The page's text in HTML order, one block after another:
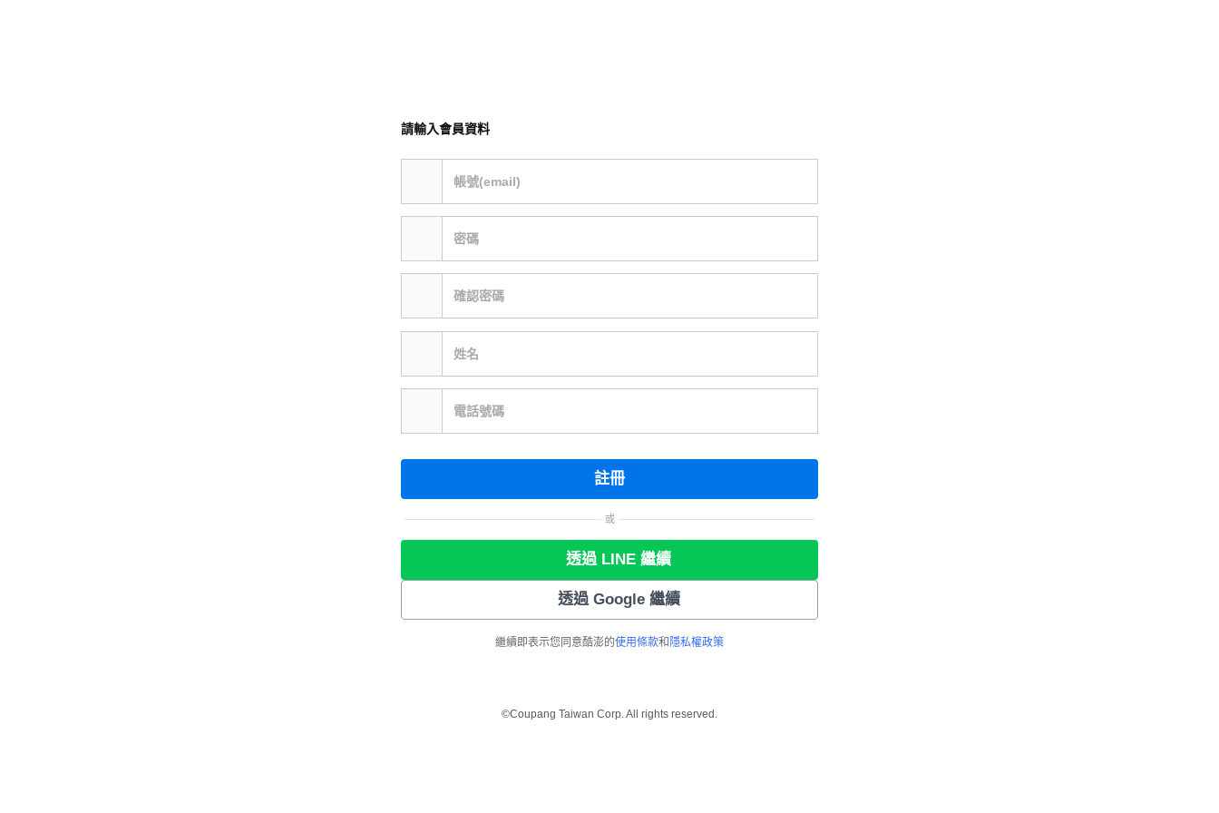
請輸入會員資料
帳號(email)
密碼
確認密碼
姓名
電話號碼
註冊
或
透過 LINE 繼續
透過 Google 繼續
繼續即表示您同意酷澎的使用條款和 隱私權政策
©Coupang Taiwan Corp. All rights reserved.